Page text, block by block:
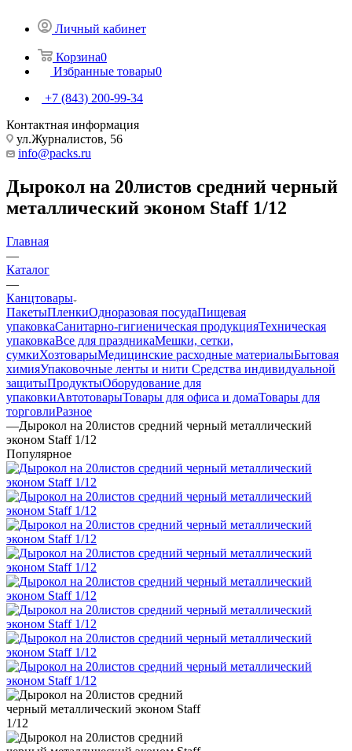
Личный кабинет
Корзина0
Избранные товары0
+7 (843) 200-99-34
Контактная информация
ул.Журналистов, 56
info@packs.ru
Дырокол на 20листов средний черный
металлический эконом Staff 1/12
Главная
—
Каталог
—
Канцтовары
ПакетыПленкиОдноразовая посудаПищевая
упаковкаСанитарно-гигиеническая продукцияТехническая
упаковкаВсе для праздникаМешки, сетки,
сумкиХозтоварыМедицинские расходные материалыБытовая
химияУпаковочные ленты и нити Средства индивидуальной
защитыПродуктыОборудование для
упаковкиАвтотоварыТовары для офиса и домаТовары для
торговлиРазное
—Дырокол на 20листов средний черный металлический
эконом Staff 1/12
Популярное